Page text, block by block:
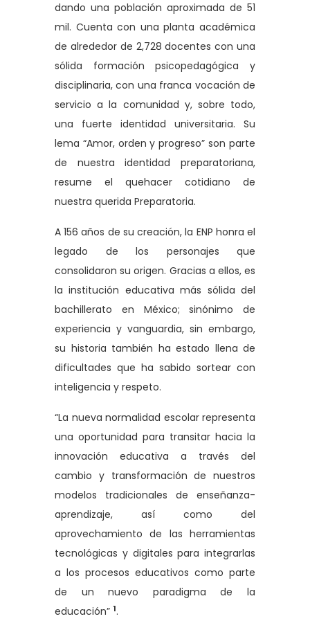
dando una población aproximada de 51
mil. Cuenta con una planta académica
de alrededor de 2,728 docentes con una
sólida formación psicopedagógica y
disciplinaria, con una franca vocación de
servicio a la comunidad y, sobre todo,
una fuerte identidad universitaria. Su
lema “Amor, orden y progreso” son parte
de nuestra identidad preparatoriana,
resume el quehacer cotidiano de
nuestra querida Preparatoria.
A 156 años de su creación, la ENP honra el
legado de los personajes que
consolidaron su origen. Gracias a ellos, es
la institución educativa más sólida del
bachillerato en México; sinónimo de
experiencia y vanguardia, sin embargo,
su historia también ha estado llena de
dificultades que ha sabido sortear con
inteligencia y respeto.
“La nueva normalidad escolar representa
una oportunidad para transitar hacia la
innovación educativa a través del
cambio y transformación de nuestros
modelos tradicionales de enseñanza-
aprendizaje, así como del
aprovechamiento de las herramientas
tecnológicas y digitales para integrarlas
a los procesos educativos como parte
de un nuevo paradigma de la
educación” 1.